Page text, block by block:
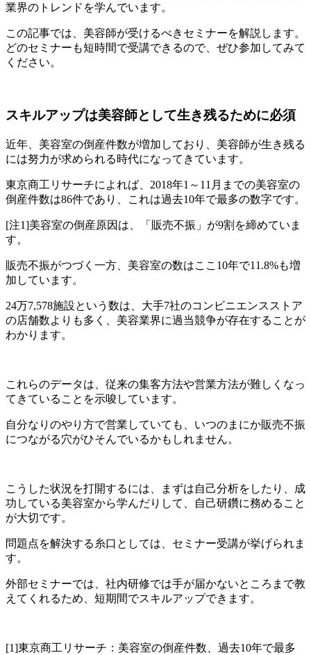
業界のトレンドを学んでいます。
この記事では、美容師が受けるべきセミナーを解説します。
どのセミナーも短時間で受講できるので、ぜひ参加してみて
ください。
スキルアップは美容師として生き残るために必須
近年、美容室の倒産件数が増加しており、美容師が生き残る
には努力が求められる時代になってきています。
東京商工リサーチによれば、2018年1～11月までの美容室の
倒産件数は86件であり、これは過去10年で最多の数字です。
[注1]美容室の倒産原因は、「販売不振」が9割を締めていま
す。
販売不振がつづく一方、美容室の数はここ10年で11.8%も増
加しています。
24万7,578施設という数は、大手7社のコンビニエンスストア
の店舗数よりも多く、美容業界に過当競争が存在することが
わかります。
これらのデータは、従来の集客方法や営業方法が難しくなっ
てきていることを示唆しています。
自分なりのやり方で営業していても、いつのまにか販売不振
につながる穴がひそんでいるかもしれません。
こうした状況を打開するには、まずは自己分析をしたり、成
功している美容室から学んだりして、自己研鑽に務めること
が大切です。
問題点を解決する糸口としては、セミナー受講が挙げられま
す。
外部セミナーでは、社内研修では手が届かないところまで教
えてくれるため、短期間でスキルアップできます。
[1]東京商工リサーチ：美容室の倒産件数、過去10年で最多